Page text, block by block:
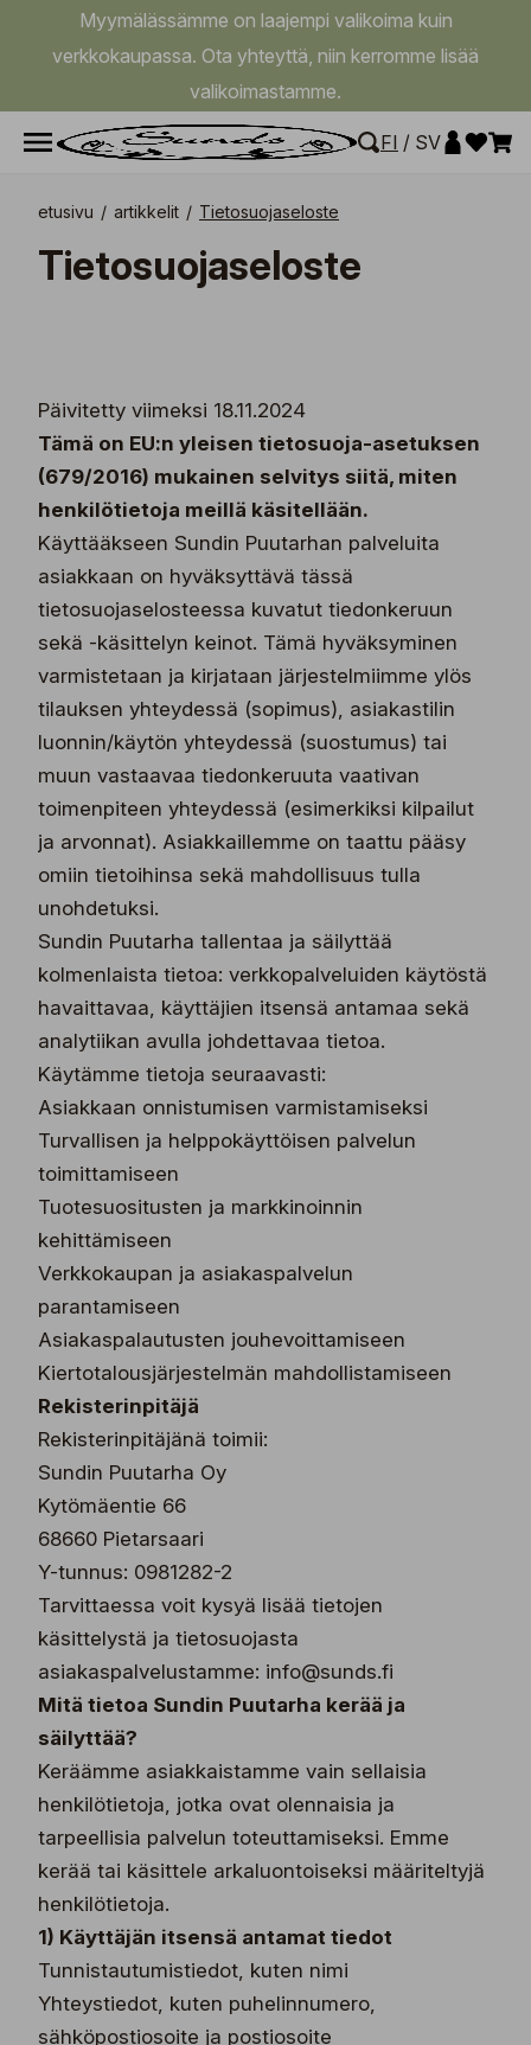
Myymälässämme on laajempi valikoima kuin
verkkokaupassa. Ota yhteyttä, niin kerromme lisää
valikoimastamme.
FI / SV
etusivu / artikkelit / Tietosuojaseloste
Tietosuojaseloste
Päivitetty viimeksi 18.11.2024
Tämä on EU:n yleisen tietosuoja-asetuksen
(679/2016) mukainen selvitys siitä, miten
henkilötietoja meillä käsitellään.
Käyttääkseen Sundin Puutarhan palveluita
asiakkaan on hyväksyttävä tässä
tietosuojaselosteessa kuvatut tiedonkeruun
sekä -käsittelyn keinot. Tämä hyväksyminen
varmistetaan ja kirjataan järjestelmiimme ylös
tilauksen yhteydessä (sopimus), asiakastilin
luonnin/käytön yhteydessä (suostumus) tai
muun vastaavaa tiedonkeruuta vaativan
toimenpiteen yhteydessä (esimerkiksi kilpailut
ja arvonnat). Asiakkaillemme on taattu pääsy
omiin tietoihinsa sekä mahdollisuus tulla
unohdetuksi.
Sundin Puutarha tallentaa ja säilyttää
kolmenlaista tietoa: verkkopalveluiden käytöstä
havaittavaa, käyttäjien itsensä antamaa sekä
analytiikan avulla johdettavaa tietoa.
Käytämme tietoja seuraavasti:
Asiakkaan onnistumisen varmistamiseksi
Turvallisen ja helppokäyttöisen palvelun
toimittamiseen
Tuotesuositusten ja markkinoinnin
kehittämiseen
Verkkokaupan ja asiakaspalvelun
parantamiseen
Asiakaspalautusten jouhevoittamiseen
Kiertotalousjärjestelmän mahdollistamiseen
Rekisterinpitäjä
Rekisterinpitäjänä toimii:
Sundin Puutarha Oy
Kytömäentie 66
68660 Pietarsaari
Y-tunnus: 0981282-2
Tarvittaessa voit kysyä lisää tietojen
käsittelystä ja tietosuojasta
asiakaspalvelustamme: info@sunds.fi
Mitä tietoa Sundin Puutarha kerää ja
säilyttää?
Keräämme asiakkaistamme vain sellaisia
henkilötietoja, jotka ovat olennaisia ja
tarpeellisia palvelun toteuttamiseksi. Emme
kerää tai käsittele arkaluontoiseksi määriteltyjä
henkilötietoja.
1) Käyttäjän itsensä antamat tiedot
Tunnistautumistiedot, kuten nimi
Yhteystiedot, kuten puhelinnumero,
sähköpostiosoite ja postiosoite